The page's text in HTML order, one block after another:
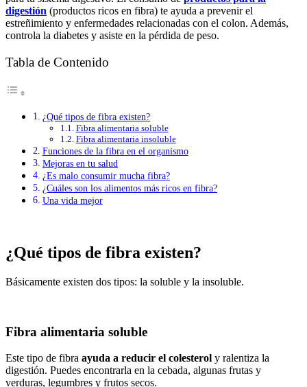
digestión (productos ricos en fibra) te ayuda a prevenir el
estreñimiento y enfermedades relacionadas con el colon. Además,
controla la diabetes y asiste en la pérdida de peso.
Tabla de Contenido
¿Qué tipos de fibra existen?
Fibra alimentaria soluble
Fibra alimentaria insoluble
Funciones de la fibra en el organismo
Mejoras en tu salud
¿Es malo consumir mucha fibra?
¿Cuáles son los alimentos más ricos en fibra?
Una vida mejor
¿Qué tipos de fibra existen?
Básicamente existen dos tipos: la soluble y la insoluble.
Fibra alimentaria soluble
Este tipo de fibra ayuda a reducir el colesterol y ralentiza la
digestión. Puedes encontrarla en la cebada, algunas frutas y
verduras, legumbres y frutos secos.